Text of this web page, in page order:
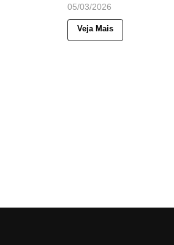
05/03/2026
Veja Mais